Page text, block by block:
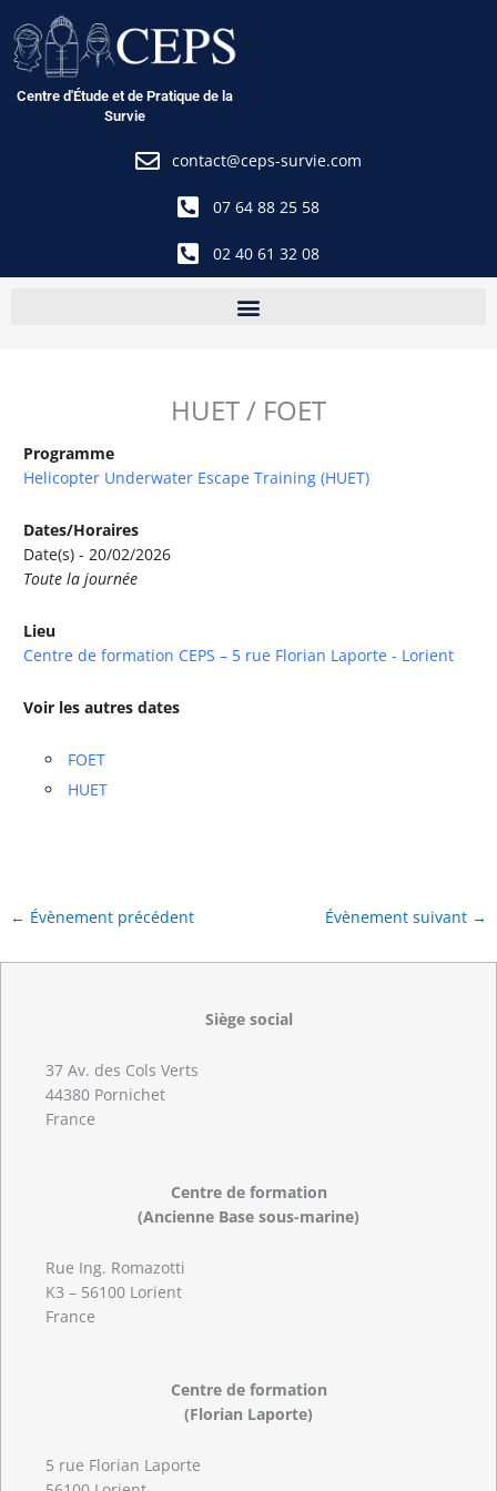
au
contenu
Centre d'Étude et de Pratique de la
Survie
contact@ceps-survie.com
07 64 88 25 58
02 40 61 32 08
HUET / FOET
Programme
Helicopter Underwater Escape Training (HUET)
Dates/Horaires
Date(s) - 20/02/2026
Toute la journée
Lieu
Centre de formation CEPS – 5 rue Florian Laporte - Lorient
Voir les autres dates
FOET
HUET
← Évènement précédent Évènement suivant →
Siège social
37 Av. des Cols Verts
44380 Pornichet
France
Centre de formation
(Ancienne Base sous-marine)
Rue Ing. Romazotti
K3 – 56100 Lorient
France
Centre de formation
(Florian Laporte)
5 rue Florian Laporte